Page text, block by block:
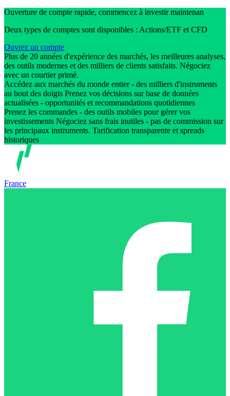
Ouverture de compte rapide, commencez à investir maintenan
Deux types de comptes sont disponibles : Actions/ETF et CFD
Ouvrez un compte
Plus de 20 années d'expérience des marchés, les meilleures analyses,
des outils modernes et des milliers de clients satisfaits. Négociez
avec un courtier primé.
Accédez aux marchés du monde entier - des milliers d'instruments
au bout des doigts Prenez vos décisions sur base de données
actualisées - opportunités et recommandations quotidiennes
Prenez les commandes - des outils mobiles pour gérer vos
investissements Négociez sans frais inutiles - pas de commission sur
les principaux instruments. Tarification transparente et spreads
historiques
France